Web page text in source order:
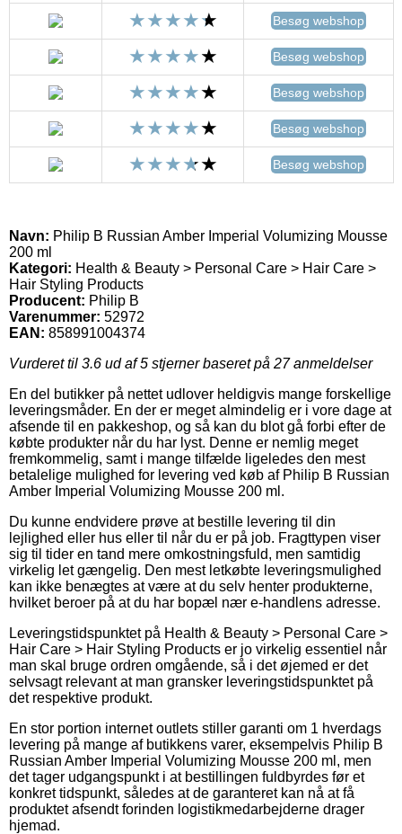
Besøg webshop
Besøg webshop
Besøg webshop
Besøg webshop
Besøg webshop
Navn: Philip B Russian Amber Imperial Volumizing Mousse
200 ml
Kategori: Health & Beauty > Personal Care > Hair Care >
Hair Styling Products
Producent: Philip B
Varenummer: 52972
EAN: 858991004374
Vurderet til 3.6 ud af 5 stjerner baseret på 27anmeldelser
En del butikker på nettet udlover heldigvis mange forskellige
leveringsmåder. En der er meget almindelig er i vore dage at
afsende til en pakkeshop, og så kan du blot gå forbi efter de
købte produkter når du har lyst. Denne er nemlig meget
fremkommelig, samt i mange tilfælde ligeledes den mest
betalelige mulighed for levering ved køb af Philip B Russian
Amber Imperial Volumizing Mousse 200 ml.
Du kunne endvidere prøve at bestille levering til din
lejlighed eller hus eller til når du er på job. Fragttypen viser
sig til tider en tand mere omkostningsfuld, men samtidig
virkelig let gængelig. Den mest letkøbte leveringsmulighed
kan ikke benægtes at være at du selv henter produkterne,
hvilket beroer på at du har bopæl nær e-handlens adresse.
Leveringstidspunktet på Health & Beauty > Personal Care >
Hair Care > Hair Styling Products er jo virkelig essentiel når
man skal bruge ordren omgående, så i det øjemed er det
selvsagt relevant at man gransker leveringstidspunktet på
det respektive produkt.
En stor portion internet outlets stiller garanti om 1 hverdags
levering på mange af butikkens varer, eksempelvis Philip B
Russian Amber Imperial Volumizing Mousse 200 ml, men
det tager udgangspunkt i at bestillingen fuldbyrdes før et
konkret tidspunkt, således at de garanteret kan nå at få
produktet afsendt forinden logistikmedarbejderne drager
hjemad.